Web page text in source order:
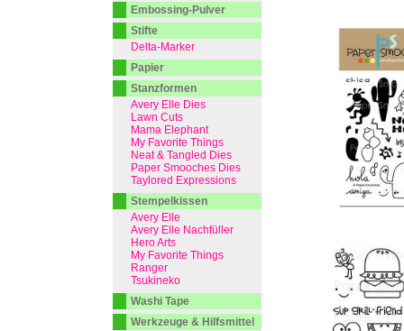
Embossing-Pulver
Stifte
Delta-Marker
Papier
Stanzformen
Avery Elle Dies
Lawn Cuts
Mama Elephant
My Favorite Things
Neat & Tangled Dies
Paper Smooches Dies
Taylored Expressions
Stempelkissen
Avery Elle
Avery Elle Nachfüller
Hero Arts
My Favorite Things
Ranger
Tsukineko
Washi Tape
Werkzeuge & Hilfsmittel